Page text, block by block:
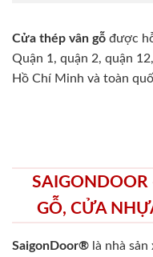
Cửa thép vân gỗ được
Quận 1, quận 2, quận
Hồ Chí Minh và toàn
GỖ, CỬA
SaigonDoor® là nhà